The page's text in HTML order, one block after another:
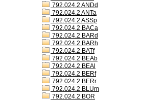
792.024.2 ANDd
792.024.2 ANTa
792.024.2 ASSp
792.024.2 BACa
792.024.2 BARd
792.024.2 BARh
792.024.2 BATf
792.024.2 BEAb
792.024.2 BEAl
792.024.2 BERf
792.024.2 BERr
792.024.2 BLUm
792.024.2 BOR